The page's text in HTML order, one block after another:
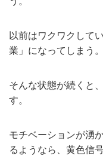
以前はワクワクして
業」になってしまう。
そんな状態が続くと
す。
モチベーションが湧
るようなら、黄色信号